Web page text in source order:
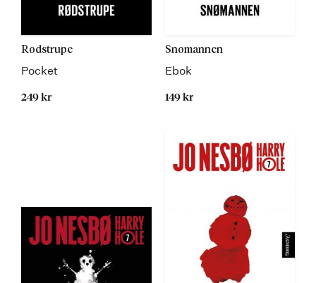
Rødstrupe
Pocket
249 kr
Snømannen
Ebok
149 kr